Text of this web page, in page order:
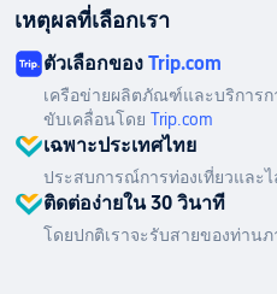
เหตุผลที่เลือกเรา
ตัวเลือกของ Trip.com
เครือข่ายผลิตภัณฑ์และบริการก
ขับเคลื่อนโดย Trip.com
เฉพาะประเทศไทย
ประสบการณ์การท่องเที่ยวและ
ติดต่อง่ายใน 30 วินาที
โดยปกติเราจะรับสายของท่าน